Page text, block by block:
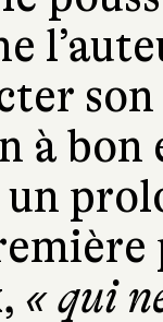
à bon
« qui